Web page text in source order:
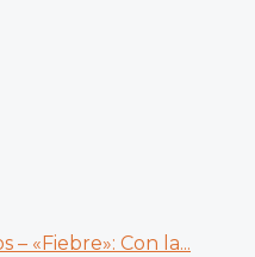
– «Fiebre»: Con la...